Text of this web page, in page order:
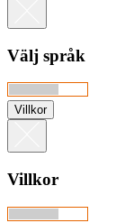
Välj språk
Villkor
Villkor